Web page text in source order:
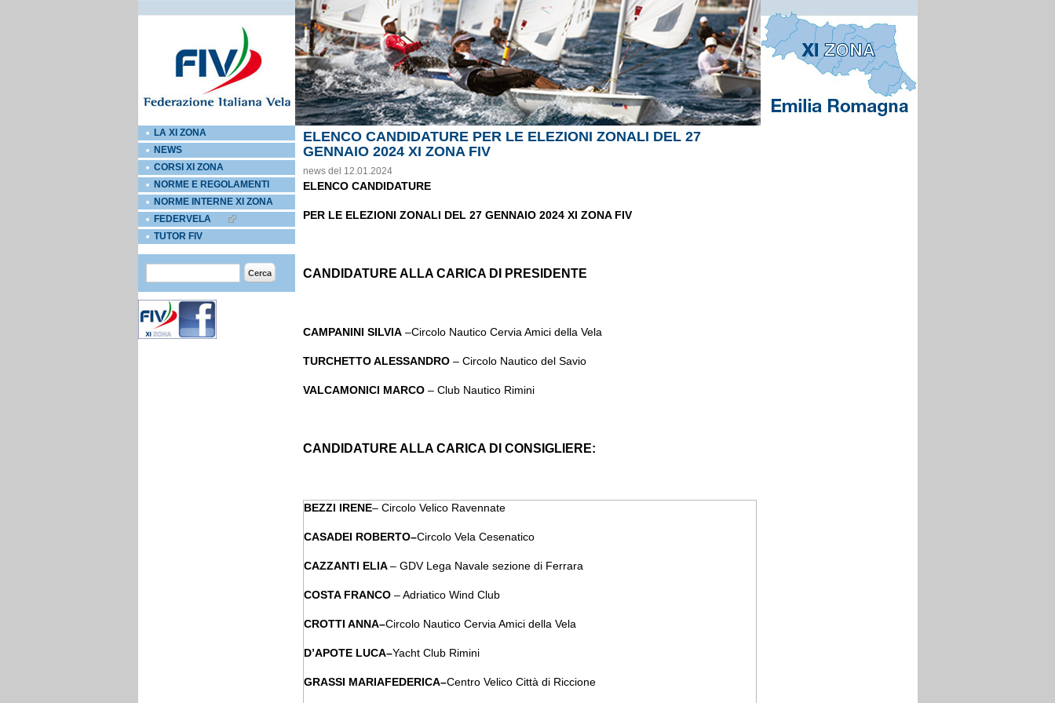
ELENCO CANDIDATURE PER LE ELEZIONI ZONALI DEL 27
GENNAIO 2024 XI ZONA FIV
news del 12.01.2024
ELENCO CANDIDATURE
PER LE ELEZIONI ZONALI DEL 27 GENNAIO 2024 XI ZONA FIV
CANDIDATURE ALLA CARICA DI PRESIDENTE
CAMPANINI SILVIA–Circolo Nautico Cervia Amici della Vela
TURCHETTO ALESSANDRO – Circolo Nautico del Savio
VALCAMONICI MARCO – Club Nautico Rimini
CANDIDATURE ALLA CARICA DI CONSIGLIERE:
BEZZI IRENE– Circolo Velico Ravennate
CASADEI ROBERTO–Circolo Vela Cesenatico
CAZZANTI ELIA– GDV Lega Navale sezione di Ferrara
COSTA FRANCO– Adriatico Wind Club
CROTTI ANNA–Circolo Nautico Cervia Amici della Vela
D’APOTE LUCA–Yacht Club Rimini
GRASSI MARIAFEDERICA–Centro Velico Città di Riccione
LA XI ZONA
NEWS
CORSI XI ZONA
NORME E REGOLAMENTI
NORME INTERNE XI ZONA
FEDERVELA
EXTERNAL LINKS ICON
TUTOR FIV
Form di ricerca Cerca